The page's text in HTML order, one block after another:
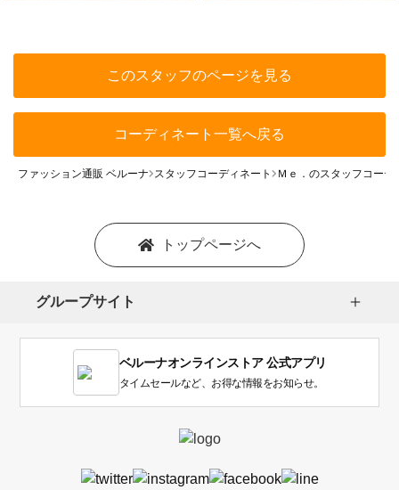
このスタッフのページを見る
コーディネート一覧へ戻る
ファッション通販 ベルーナ スタッフコーディネート Ｍｅ．のスタッフコーデ
トップページへ
グループサイト
ベルーナオンラインストア 公式アプリ
タイムセールなど、お得な情報をお知らせ。